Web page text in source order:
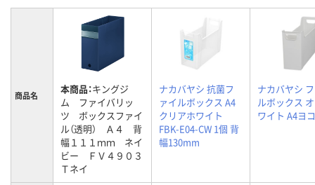
商品名 本商品：キングジ
ム ファイバリッ
ツ ボックスファイ
ル（透明） Ａ４ 背
幅１１１ｍｍ ネイ
ビー ＦＶ４９０３
Ｔネイ
ナカバヤシ 抗菌フ
ァイルボックス A4
クリアホワイト
FBK-E04-CW 1個 背
幅130mm
ナカバヤシ
ルボックス
ワイト A4ヨコ